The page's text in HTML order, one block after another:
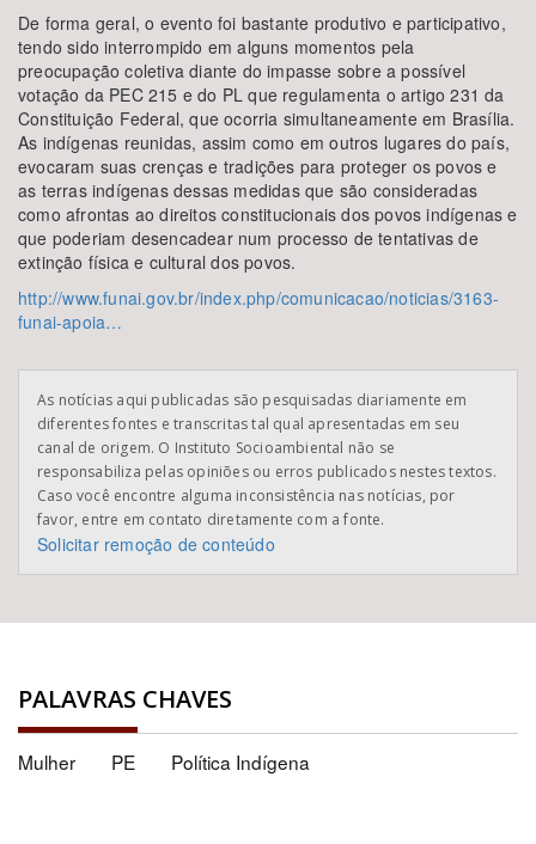
De forma geral, o evento foi bastante produtivo e participativo,
tendo sido interrompido em alguns momentos pela
preocupação coletiva diante do impasse sobre a possível
votação da PEC 215 e do PL que regulamenta o artigo 231 da
Constituição Federal, que ocorria simultaneamente em Brasília.
As indígenas reunidas, assim como em outros lugares do país,
evocaram suas crenças e tradições para proteger os povos e
as terras indígenas dessas medidas que são consideradas
como afrontas ao direitos constitucionais dos povos indígenas e
que poderiam desencadear num processo de tentativas de
extinção física e cultural dos povos.
http://www.funai.gov.br/index.php/comunicacao/noticias/3163-
funai-apoia…
As notícias aqui publicadas são pesquisadas diariamente em
diferentes fontes e transcritas tal qual apresentadas em seu
canal de origem. O Instituto Socioambiental não se
responsabiliza pelas opiniões ou erros publicados nestes textos.
Caso você encontre alguma inconsistência nas notícias, por
favor, entre em contato diretamente com a fonte.
Solicitar remoção de conteúdo
PALAVRAS CHAVES
Mulher PE Política Indígena